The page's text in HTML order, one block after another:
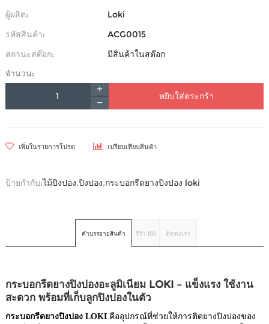
ผู้ผลิต:
Loki
รหัสสินค้า:
ACG0015
สถานะสต๊อก:
มีสินค้าในสต๊อก
จำนวน:
หยิบใส่ตระกร้า
เพิ่มในรายการโปรด เปรียบเทียบสินค้า
ป้ายกำกับ:ไม้ปิงปอง,ปิงปอง,กระบอกรีดยางปิงปอง loki
คำบรรยายสินค้า รีวิว (0) ติดต่อเรา
กระบอกรีดยางปิงปองอะลูมิเนียม LOKI – แข็งแรง ใช้งาน
สะดวก พร้อมที่เก็บลูกปิงปองในตัว
กระบอกรีดยางปิงปอง LOKI คืออุปกรณ์ที่ช่วยให้การติดยางปิงปองของ